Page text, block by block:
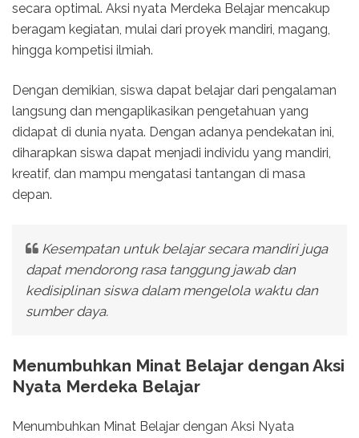
secara optimal. Aksi nyata Merdeka Belajar mencakup
beragam kegiatan, mulai dari proyek mandiri, magang,
hingga kompetisi ilmiah.
Dengan demikian, siswa dapat belajar dari pengalaman
langsung dan mengaplikasikan pengetahuan yang
didapat di dunia nyata. Dengan adanya pendekatan ini,
diharapkan siswa dapat menjadi individu yang mandiri,
kreatif, dan mampu mengatasi tantangan di masa
depan.
Kesempatan untuk belajar secara mandiri juga
dapat mendorong rasa tanggung jawab dan
kedisiplinan siswa dalam mengelola waktu dan
sumber daya.
Menumbuhkan Minat Belajar dengan Aksi
Nyata Merdeka Belajar
Menumbuhkan Minat Belajar dengan Aksi Nyata